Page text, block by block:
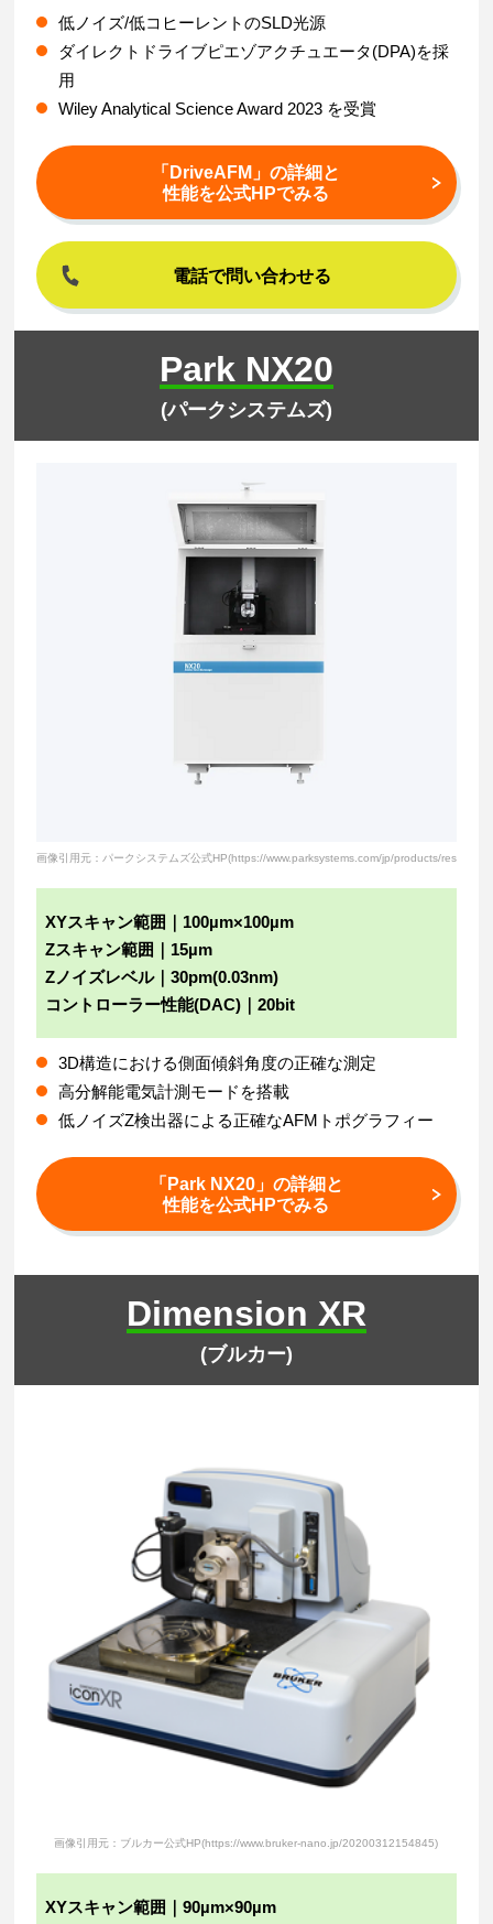
低ノイズ/低コヒーレントのSLD光源
ダイレクトドライブピエゾアクチュエータ(DPA)を採
用
Wiley Analytical Science Award 2023 を受賞
「DriveAFM」の詳細と
性能を公式HPでみる
電話で問い合わせる
Park NX20
(パークシステムズ)
画像引用元：パークシステムズ公式HP(https://www.parksystems.com/jp/products/
XYスキャン範囲｜100µm×100µm
Zスキャン範囲｜15µm
Zノイズレベル｜30pm(0.03nm)
コントローラー性能(DAC)｜20bit
3D構造における側面傾斜角度の正確な測定
高分解能電気計測モードを搭載
低ノイズZ検出器による正確なAFMトポグラフィー
「Park NX20」の詳細と
性能を公式HPでみる
Dimension XR
(ブルカー)
画像引用元：ブルカー公式HP(https://www.bruker-nano.jp/20200312154845)
XYスキャン範囲｜90µm×90µm